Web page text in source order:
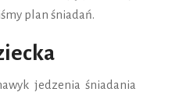
plan śniadań.
jedzenia śniadania